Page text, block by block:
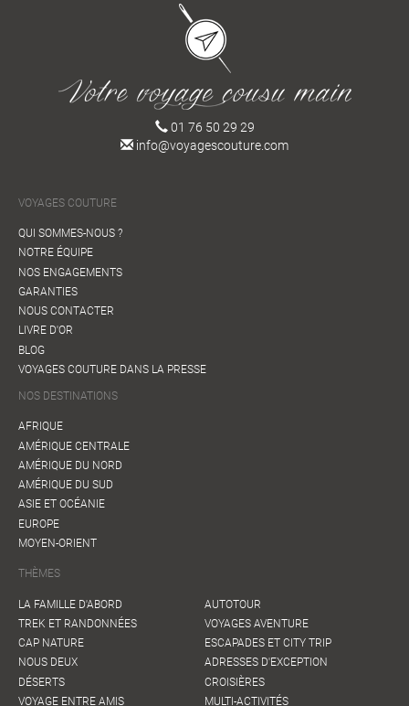
01 76 50 29 29
info@voyagescouture.com
VOYAGES COUTURE
QUI SOMMES-NOUS ?
NOTRE ÉQUIPE
NOS ENGAGEMENTS
GARANTIES
NOUS CONTACTER
LIVRE D'OR
BLOG
VOYAGES COUTURE DANS LA PRESSE
NOS DESTINATIONS
AFRIQUE
AMÉRIQUE CENTRALE
AMÉRIQUE DU NORD
AMÉRIQUE DU SUD
ASIE ET OCÉANIE
EUROPE
MOYEN-ORIENT
THÈMES
LA FAMILLE D'ABORD
TREK ET RANDONNÉES
CAP NATURE
NOUS DEUX
DÉSERTS
VOYAGE ENTRE AMIS
AUTOTOUR
VOYAGES AVENTURE
ESCAPADES ET CITY TRIP
ADRESSES D'EXCEPTION
CROISIÈRES
MULTI-ACTIVITÉS